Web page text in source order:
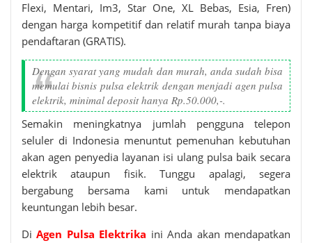
Flexi, Mentari, Im3, Star One, XL Bebas, Esia, Fren)
dengan harga kompetitif dan relatif murah tanpa biaya
pendaftaran (GRATIS).
Dengan syarat yang mudah dan murah, anda sudah bisa
memulai bisnis pulsa elektrik dengan menjadi agen pulsa
elektrik, minimal deposit hanya Rp.50.000,-.
Semakin meningkatnya jumlah pengguna telepon
seluler di Indonesia menuntut pemenuhan kebutuhan
akan agen penyedia layanan isi ulang pulsa baik secara
elektrik ataupun fisik. Tunggu apalagi, segera
bergabung bersama kami untuk mendapatkan
keuntungan lebih besar.
DiAgen Pulsa Elektrika ini Anda akan mendapatkan